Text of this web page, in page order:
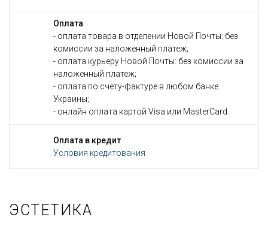
Оплата
- оплата товара в отделении Новой Почты: без
комиссии за наложенный платеж;
- оплата курьеру Новой Почты: без комиссии за
наложенный платеж;
- оплата по счету-фактуре в любом банке
Украины;
- онлайн оплата картой Visa или MasterCard.
Оплата в кредит
Условия кредитования
ЭСТЕТИКА